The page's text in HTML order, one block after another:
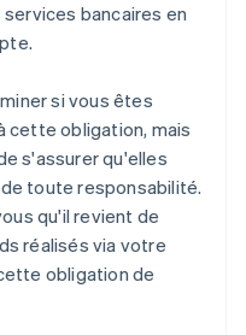
bancaires en
si vous êtes
cette obligation, mais
s'assurer qu'elles
toute responsabilité.
qu'il revient de
réalisés via votre
obligation de